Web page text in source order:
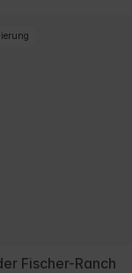
Fischer-Ranch